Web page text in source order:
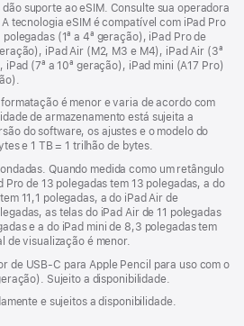
abre
em
uma
nova
janela)
suporte ao eSIM. Consulte sua operadora
tecnologia eSIM é compatível com iPad Pro
(1ª a 4ª geração), iPad Pro de
iPad Air (M2, M3 e M4), iPad Air (3ª
(7ª a 10ª geração), iPad mini (A17 Pro)
é menor e varia de acordo com
de armazenamento está sujeita a
do software, os ajustes e o modelo do
e 1 TB = 1 trilhão de bytes.
Quando medida como um retângulo
Pro de 13 polegadas tem 13 polegadas, a do
11,1 polegadas, a do iPad Air de
as telas do iPad Air de 11 polegadas
e a do iPad mini de 8,3 polegadas tem
de visualização é menor.
de USB-C para Apple Pencil para uso com o
Sujeito a disponibilidade.
e sujeitos a disponibilidade.